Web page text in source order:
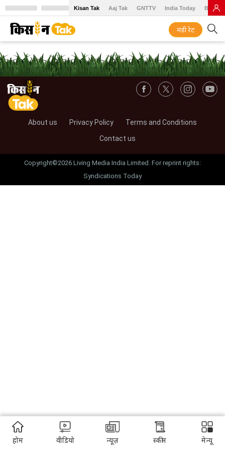
Kisan Tak Aaj Tak GNTTV India Today BT
मंडी रेट
About us Privacy Policy
Terms and Conditions
Contact us
Copyright©2026 Living Media India Limited. For reprint rights:
Syndications Today
होम वीडियो न्यूज़ स्कीम मेन्यू